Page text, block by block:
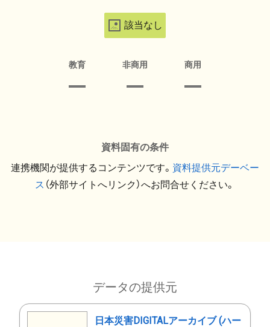
該当なし
教育 非商用 商用
資料固有の条件
連携機関が提供するコンテンツです。 資料提供元デーベー
ス （外部サイトへリンク）へお問合せください。
データの提供元
日本災害DIGITALアーカイブ (ハー